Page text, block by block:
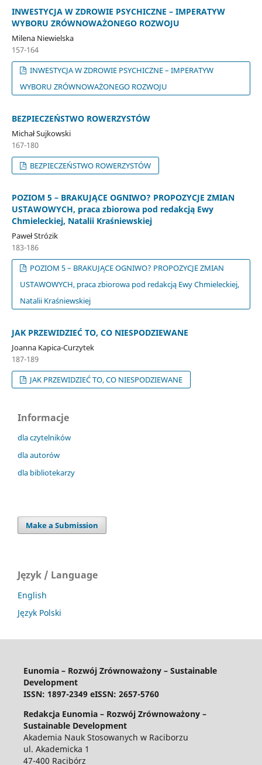
INWESTYCJA W ZDROWIE PSYCHICZNE – IMPERATYW
WYBORU ZRÓWNOWAŻONEGO ROZWOJU
Milena Niewielska
157-164
INWESTYCJA W ZDROWIE PSYCHICZNE – IMPERATYW
WYBORU ZRÓWNOWAŻONEGO ROZWOJU
BEZPIECZEŃSTWO ROWERZYSTÓW
Michał Sujkowski
167-180
BEZPIECZEŃSTWO ROWERZYSTÓW
POZIOM 5 – BRAKUJĄCE OGNIWO? PROPOZYCJE ZMIAN
USTAWOWYCH, praca zbiorowa pod redakcją Ewy
Chmieleckiej, Natalii Kraśniewskiej
Paweł Strózik
183-186
POZIOM 5 – BRAKUJĄCE OGNIWO? PROPOZYCJE ZMIAN
USTAWOWYCH, praca zbiorowa pod redakcją Ewy Chmieleckiej,
Natalii Kraśniewskiej
JAK PRZEWIDZIEĆ TO, CO NIESPODZIEWANE
Joanna Kapica-Curzytek
187-189
JAK PRZEWIDZIEĆ TO, CO NIESPODZIEWANE
Informacje
dla czytelników
dla autorów
dla bibliotekarzy
Make a Submission
Język / Language
English
Język Polski
Eunomia – Rozwój Zrównoważony – Sustainable
Development
ISSN: 1897-2349 eISSN: 2657-5760
Redakcja Eunomia – Rozwój Zrównoważony –
Sustainable Development
Akademia Nauk Stosowanych w Raciborzu
ul. Akademicka 1
47-400 Racibórz